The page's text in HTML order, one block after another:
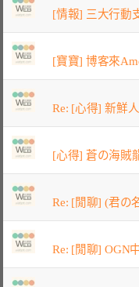
[情報] 三大行動
[寶寶] 博客來
Re: [心得] 新鮮
[心得] 蒼の海賊
Re: [閒聊] (君の
Re: [閒聊] OGN